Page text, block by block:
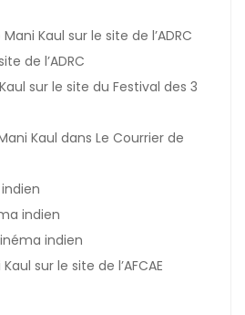
Kaul sur le site de l’ADRC
de l’ADRC
sur le site du Festival des 3
Kaul dans Le Courrier de
indien
indien
sur le site de l’AFCAE